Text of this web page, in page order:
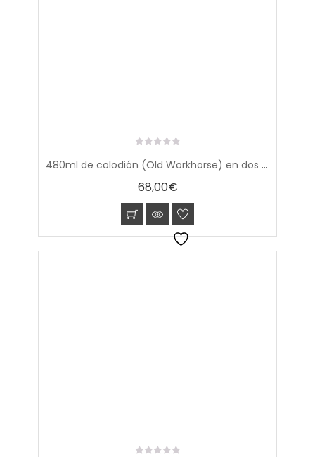
480ml de colodión (Old Workhorse) en dos partes (sales y solventes + colodión)
out
568,00€